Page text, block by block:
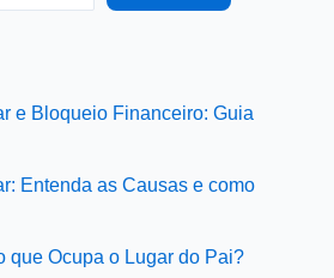
e Bloqueio Financeiro: Guia
Entenda as Causas e como
que Ocupa o Lugar do Pai?